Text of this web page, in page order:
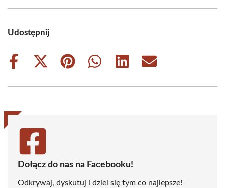
Udostępnij
Share
Share
(Twitter)
Share
Share
Share
Share
Dołącz do nas na Facebooku!
Odkrywaj, dyskutuj i dziel się tym co najlepsze!